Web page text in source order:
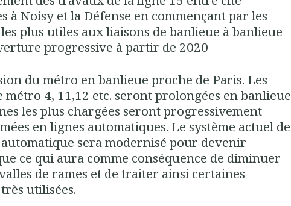
à Noisy et la Défense en commençant par les
plus utiles aux liaisons de banlieue à banlieue
progressive à partir de 2020
du métro en banlieue proche de Paris. Les
métro 4, 11,12 etc. seront prolongées en banlieue
les plus chargées seront progressivement
en lignes automatiques. Le système actuel de
sera modernisé pour devenir
ce qui aura comme conséquence de diminuer
de rames et de traiter ainsi certaines
utilisées.